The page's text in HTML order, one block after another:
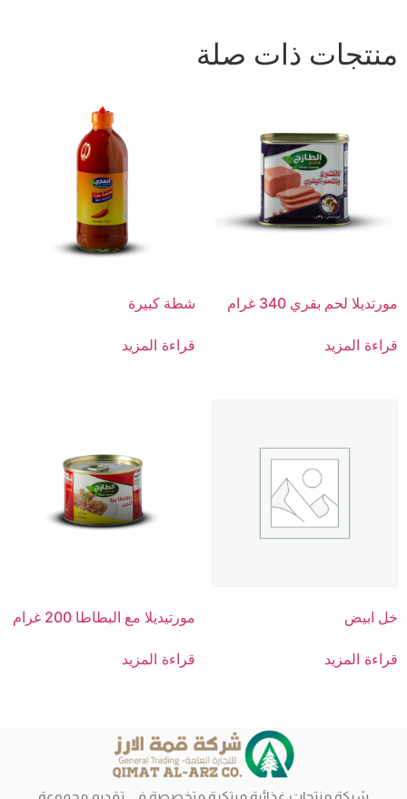
منتجات ذات صلة
مورتديلا لحم بقري 340 غرام
قراءة المزيد
شطة كبيرة
قراءة المزيد
خل ابيض
قراءة المزيد
مورتيديلا مع البطاطا 200 غرام
قراءة المزيد